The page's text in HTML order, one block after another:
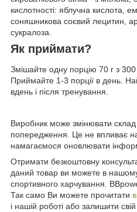
кислотності: яблучна кислота,
соняшникова соєвий лецитин,
сукралоза.
Як приймати?
Змішайте одну порцію 70 г з
Приймайте 1-3 порції в день.
вдень і після тренування.
Виробник може змінювати склад
попередження. Це не впливає
намагаємося оновлювати
Отримати безкоштовну
даний товар ви можете в нашому
спортивного харчування.
Так само Ви можете прочитати
і нашій роботі або залишити